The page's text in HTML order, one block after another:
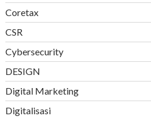
Coretax
CSR
Cybersecurity
DESIGN
Digital Marketing
Digitalisasi